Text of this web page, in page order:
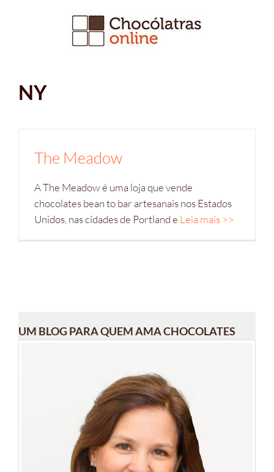
NY
The Meadow
A The Meadow é uma loja que vende
chocolates bean to bar artesanais nos Estados
Unidos, nas cidades de Portland e Leia mais >>
UM BLOG PARA QUEM AMA CHOCOLATES